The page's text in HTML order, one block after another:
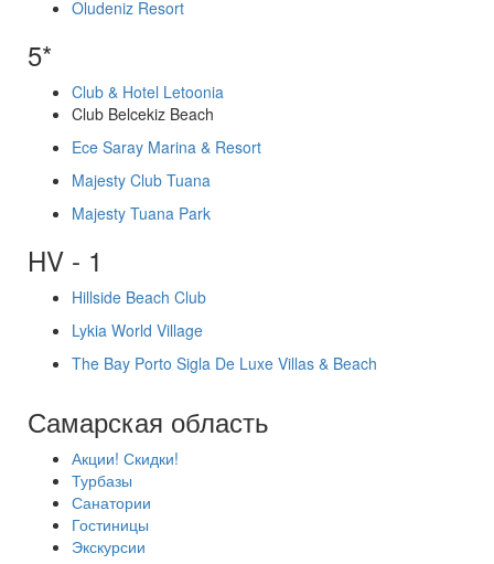
Oludeniz Resort
5*
Club & Hotel Letoonia
Club Belcekiz Beach
Ece Saray Marina & Resort
Majesty Club Tuana
Majesty Tuana Park
HV - 1
Hillside Beach Club
Lykia World Village
The Bay Porto Sigla De Luxe Villas & Beach
Самарская область
Акции! Скидки!
Турбазы
Санатории
Гостиницы
Экскурсии